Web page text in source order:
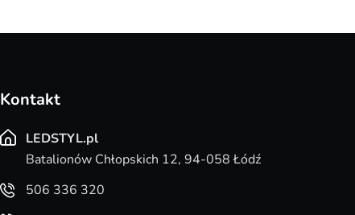
Kontakt
LEDSTYL.pl
Batalionów Chłopskich 12, 94-058 Łódź
506 336 320